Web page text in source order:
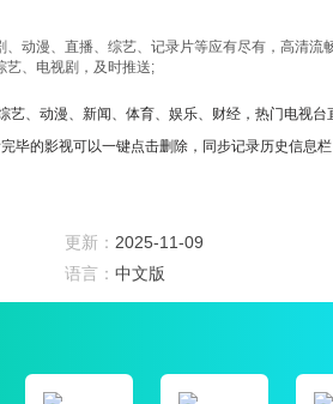
动漫、直播、综艺、记录片等应有尽有，高清流
艺、电视剧，及时推送;
艺、动漫、新闻、体育、娱乐、财经，热门电视台
毕的影视可以一键点击删除，同步记录历史信息
的，看到喜欢的视频左右滑，不喜欢的就上下滑;
各种大片随心看还没广告，最新最全最好看的影
更新： 2025-11-09
语言： 中文版